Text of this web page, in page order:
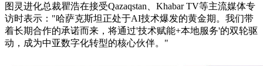
图灵进化总裁瞿浩在接受Qazaqstan、Khabar TV等主流媒体专
访时表示："哈萨克斯坦正处于AI技术爆发的黄金期。我们带
着长期合作的承诺而来，将通过'技术赋能+本地服务'的双轮驱
动，成为中亚数字化转型的核心伙伴。"